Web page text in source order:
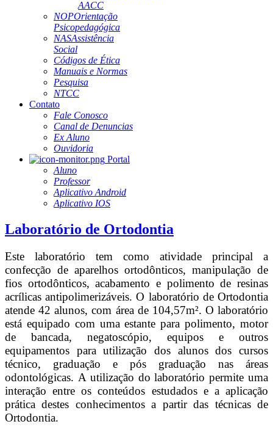
AACC
NOPOrientação
Psicopedagógica
NASAssistência
Social
Códigos de Ética
Manuais e Normas
Pesquisa
NTCC
Contato
Fale Conosco
Canal de Denuncias
Ex Aluno
Ouvidoria
Portal
Aluno
Professor
Aplicativo Android
Aplicativo IOS
Laboratório de Ortodontia
Este laboratório tem como atividade principal a
confecção de aparelhos ortodônticos, manipulação de
fios ortodônticos, acabamento e polimento de resinas
acrílicas antipolimerizáveis.O laboratório de Ortodontia
atende 42 alunos, com área de 104,57m². O laboratório
está equipado com uma estante para polimento, motor
de bancada, negatoscópio, equipos e outros
equipamentos para utilização dos alunos dos cursos
técnico, graduação e pós graduação nas áreas
odontológicas. A utilização do laboratório permite uma
interação entre os conteúdos estudados e a aplicação
prática destes conhecimentos a partir das técnicas de
Ortodontia.